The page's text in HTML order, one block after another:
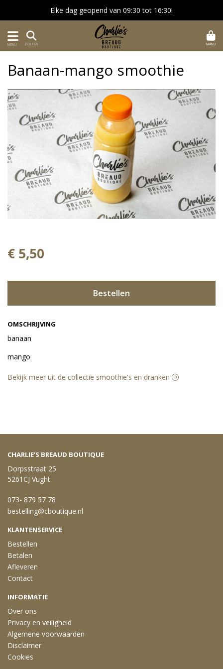
Elke dag geopend van 09:30 tot 16:30!
MENU ZOEKEN MAND
OMSCHRIJVING
banaan
mango
Banaan-mango smoothie
€ 5,50
Bestellen
Bekijk meer uit de collectie smoothie's en dranken
CHARLIE’S BREAUD BOUTIQUE
Dorpsstraat 25
5261CJ Vught
073- 879 57 78
bestelling@cboutique.nl
KLANTENSERVICE
Bestellen
Betalen
Afleveren
Contact
INFORMATIE
Over ons
Privacy en veiligheid
Algemene voorwaarden
Disclaimer
Cookies